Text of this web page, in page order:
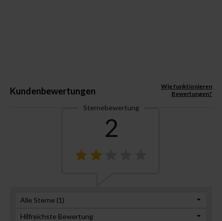
Kundenbewertungen
Wie funktionieren
Bewertungen?
Sternebewertung
2
Alle Sterne (1)
Hilfreichste Bewertung